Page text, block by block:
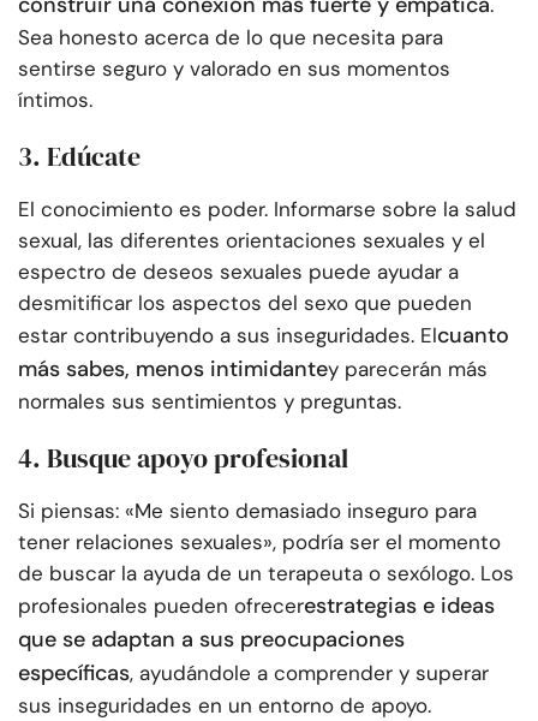
Sea honesto acerca de lo que necesita para
sentirse seguro y valorado en sus momentos
íntimos.
3. Edúcate
El conocimiento es poder. Informarse sobre la salud
sexual, las diferentes orientaciones sexuales y el
espectro de deseos sexuales puede ayudar a
desmitificar los aspectos del sexo que pueden
estar contribuyendo a sus inseguridades. Elcuanto
más sabes, menos intimidantey parecerán más
normales sus sentimientos y preguntas.
4. Busque apoyo profesional
Si piensas: «Me siento demasiado inseguro para
tener relaciones sexuales», podría ser el momento
de buscar la ayuda de un terapeuta o sexólogo. Los
profesionales pueden ofrecerestrategias e ideas
que se adaptan a sus preocupaciones
específicas, ayudándole a comprender y superar
sus inseguridades en un entorno de apoyo.